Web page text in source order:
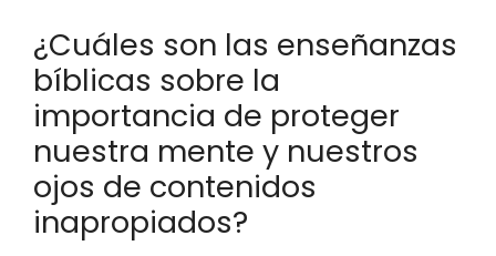
¿Cuáles son las enseñanzas
bíblicas sobre la
importancia de proteger
nuestra mente y nuestros
ojos de contenidos
inapropiados?